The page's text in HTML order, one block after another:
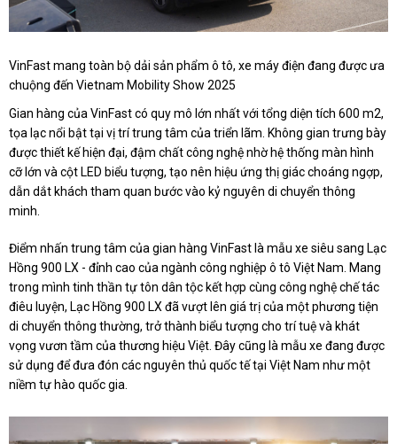
VinFast mang toàn bộ dải sản phẩm ô tô, xe máy điện đang được ưa
chuộng đến Vietnam Mobility Show 2025
Gian hàng của VinFast có quy mô lớn nhất với tổng diện tích 600 m2,
tọa lạc nổi bật tại vị trí trung tâm của triển lãm. Không gian trưng bày
được thiết kế hiện đại, đậm chất công nghệ nhờ hệ thống màn hình
cỡ lớn và cột LED biểu tượng, tạo nên hiệu ứng thị giác choáng ngợp,
dẫn dắt khách tham quan bước vào kỷ nguyên di chuyển thông
minh.
Điểm nhấn trung tâm của gian hàng VinFast là mẫu xe siêu sang Lạc
Hồng 900 LX - đỉnh cao của ngành công nghiệp ô tô Việt Nam. Mang
trong mình tinh thần tự tôn dân tộc kết hợp cùng công nghệ chế tác
điêu luyện, Lạc Hồng 900 LX đã vượt lên giá trị của một phương tiện
di chuyển thông thường, trở thành biểu tượng cho trí tuệ và khát
vọng vươn tầm của thương hiệu Việt. Đây cũng là mẫu xe đang được
sử dụng để đưa đón các nguyên thủ quốc tế tại Việt Nam như một
niềm tự hào quốc gia.